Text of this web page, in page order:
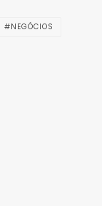
NEGÓCIOS